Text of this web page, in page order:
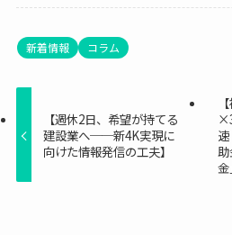
新着情報 コラム
【週休2日、希望が持てる
建設業へ──新4K実現に
向けた情報発信の工夫】